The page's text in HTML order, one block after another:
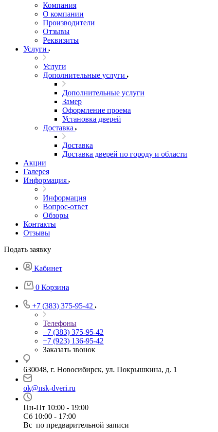
Компания
О компании
Производители
Отзывы
Реквизиты
Услуги
Услуги
Дополнительные услуги
Дополнительные услуги
Замер
Оформление проема
Установка дверей
Доставка
Доставка
Доставка дверей по городу и области
Акции
Галерея
Информация
Информация
Вопрос-ответ
Обзоры
Контакты
Отзывы
Подать заявку
Кабинет
0 Корзина
+7 (383) 375-95-42
Телефоны
+7 (383) 375-95-42
+7 (923) 136-95-42
Заказать звонок
630048, г. Новосибирск, ул. Покрышкина, д. 1
ok@nsk-dveri.ru
Пн-Пт 10:00 - 19:00
Сб 10:00 - 17:00
Вс по предварительной записи